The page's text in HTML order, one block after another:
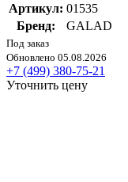
Артикул: 01535
Бренд:
GALAD
Под заказ
Обновлено 05.08.2026
+7 (499) 380-75-21
Уточнить цену